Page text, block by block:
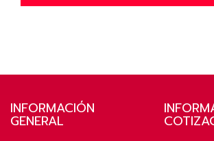
INFORMACIÓN
GENERAL